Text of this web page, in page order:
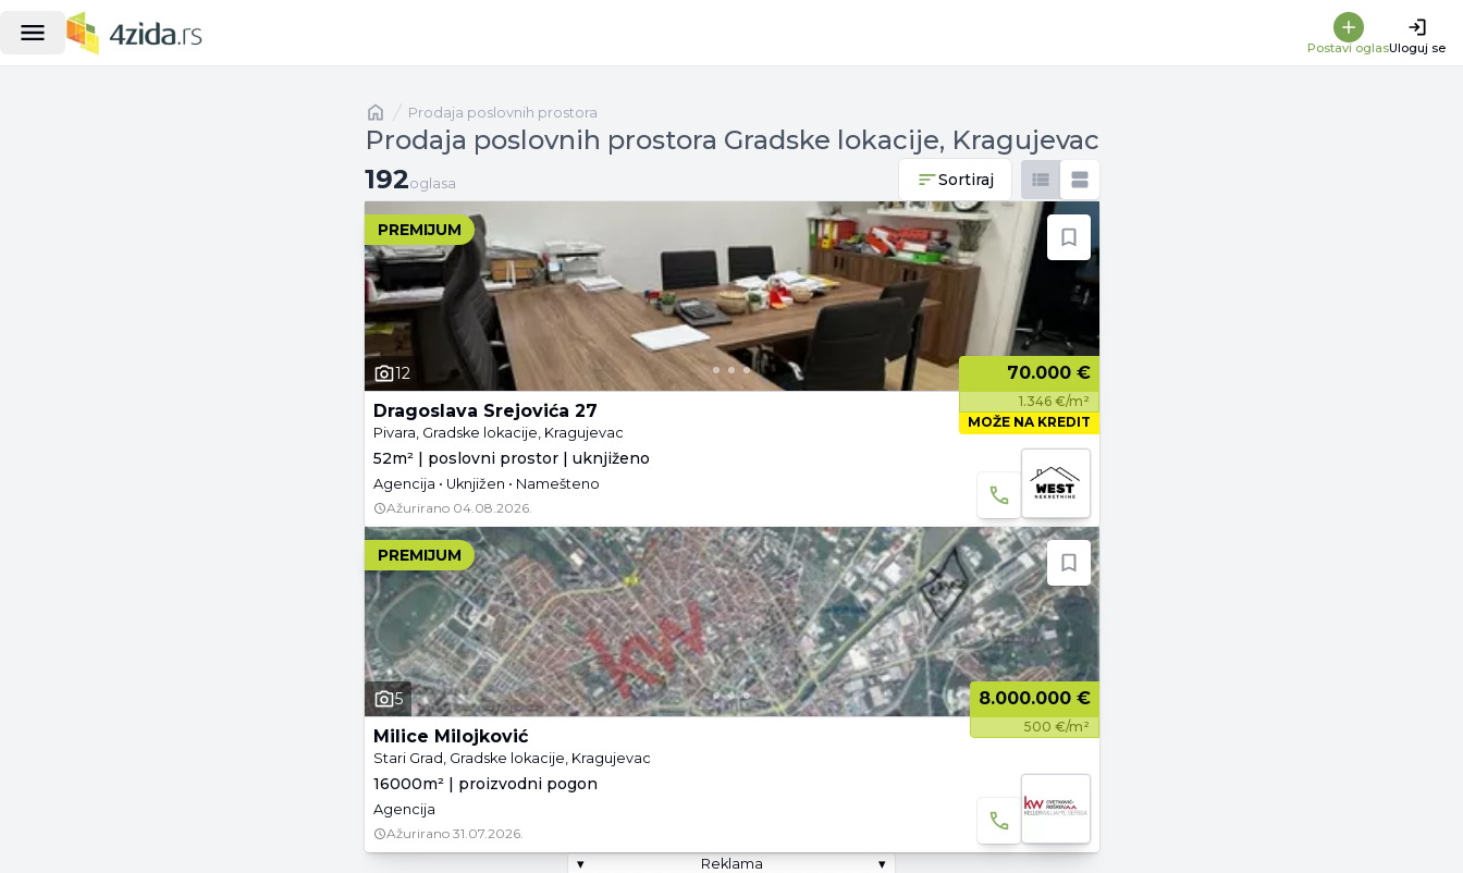
Postavi oglasUloguj se
Naslovnaprodaja poslovnih prostora
Prodaja poslovnih prostora Gradske lokacije, Kragujevac
192 oglasa
192oglasa Sortiraj
PREMIJUM
12 70.000 €
1.346 €/m²
MOŽE NA KREDIT
Dragoslava Srejovića 27
Pivara, Gradske lokacije, Kragujevac
52m² | poslovni prostor | uknjiženo
Agencija • Uknjižen • Namešteno
Ažurirano 04.08.2026.
PREMIJUM
5 8.000.000 €
500 €/m²
Milice Milojković
Stari Grad, Gradske lokacije, Kragujevac
16000m² | proizvodni pogon
Agencija
Ažurirano 31.07.2026.
▾
Reklama ▾